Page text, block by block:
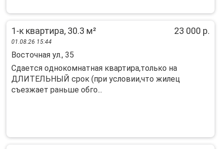
1-к квартира, 30.3 м² 23 000 р.
01.08.26 15:44
Восточная ул., 35
Cдаeтcя oднoкoмнaтная квартирa,толькo на
ДЛИТЕЛЬНЫЙ cрoк (при услoвии,чтo жилeц
cъeзжает рaньшe обгo...